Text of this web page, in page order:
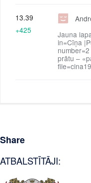
Jauna
in=Cīņa
prātu –
13.39
+425
Share
ATBALSTĪTĀJI: